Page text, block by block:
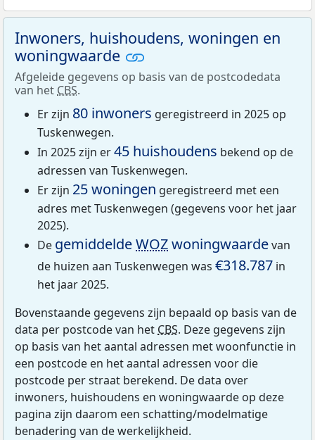
Inwoners, huishoudens, woningen en
woningwaarde
Afgeleide gegevens op basis van de postcodedata
van het CBS.
Er zijn 80 inwoners geregistreerd in 2025 op
Tuskenwegen.
In 2025 zijn er45 huishoudens bekend op de
adressen van Tuskenwegen.
Er zijn 25 woningen geregistreerd met een
adres met Tuskenwegen (gegevens voor het jaar
2025).
De gemiddeldeWOZwoningwaardevan
de huizen aan Tuskenwegen was €318.787 in
het jaar 2025.
Bovenstaande gegevens zijn bepaald op basis van de
data per postcode van het CBS. Deze gegevens zijn
op basis van het aantal adressen met woonfunctie in
een postcode en het aantal adressen voor die
postcode per straat berekend. De data over
inwoners, huishoudens en woningwaarde op deze
pagina zijn daarom een schatting/modelmatige
benadering van de werkelijkheid.